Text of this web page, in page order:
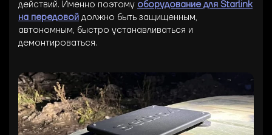
действий. Именно поэтому оборудование для Starlink
на передовой должно быть защищенным,
автономным, быстро устанавливаться и
демонтироваться.